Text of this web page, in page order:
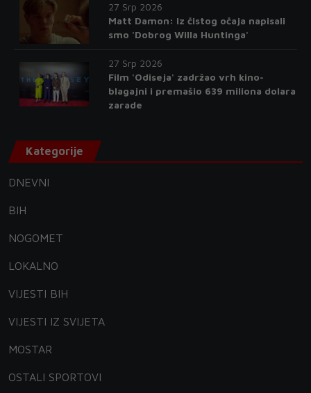
27 Srp 2026
Matt Damon: Iz čistog očaja napisali
smo 'Dobrog Willa Huntinga'
27 Srp 2026
Film 'Odiseja' zadržao vrh kino-
blagajni i premašio 639 miliona dolara
zarade
Kategorije
DNEVNI
BIH
NOGOMET
LOKALNO
VIJESTI BIH
VIJESTI IZ SVIJETA
MOSTAR
OSTALI SPORTOVI